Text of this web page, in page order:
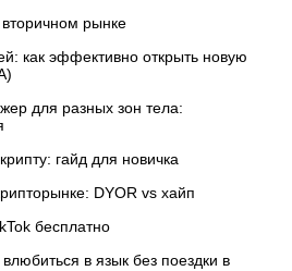
рынке
как эффективно открыть новую
для разных зон тела:
гайд для новичка
DYOR vs хайп
бесплатно
в язык без поездки в